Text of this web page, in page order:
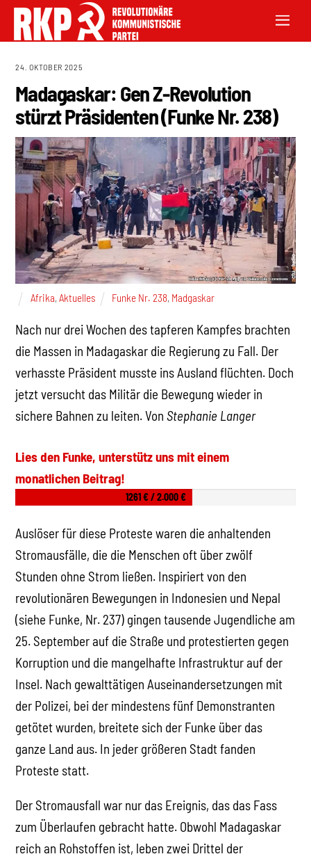
24. OKTOBER 2025
Madagaskar: Gen Z-Revolution
stürzt Präsidenten (Funke Nr. 238)
Afrika, Aktuelles Funke Nr. 238, Madgaskar
Nach nur drei Wochen des tapferen Kampfes brachten
die Massen in Madagaskar die Regierung zu Fall. Der
verhasste Präsident musste ins Ausland flüchten. Doch
jetzt versucht das Militär die Bewegung wieder in
sichere Bahnen zu leiten. Von Stephanie Langer
Lies den Funke, unterstütz uns mit einem
monatlichen Beitrag!
1261 € / 2.000 €
Auslöser für diese Proteste waren die anhaltenden
Stromausfälle, die die Menschen oft über zwölf
Stunden ohne Strom ließen. Inspiriert von den
revolutionären Bewegungen in Indonesien und Nepal
(siehe Funke, Nr. 237) gingen tausende Jugendliche am
25. September auf die Straße und protestierten gegen
Korruption und die mangelhafte Infrastruktur auf der
Insel. Nach gewalttätigen Auseinandersetzungen mit
der Polizei, bei der mindestens fünf Demonstranten
getötet wurden, breitete sich der Funke über das
ganze Land aus. In jeder größeren Stadt fanden
Proteste statt.
Der Stromausfall war nur das Ereignis, das das Fass
zum Überlaufen gebracht hatte. Obwohl Madagaskar
reich an Rohstoffen ist, leben zwei Drittel der